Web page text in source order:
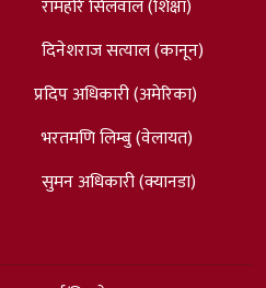
रामहरि सिलवाल (शिक्षा)
दिनेशराज सत्याल (कानून)
प्रदिप अधिकारी (अमेरिका)
भरतमणि लिम्बु (वेलायत)
सुमन अधिकारी (क्यानडा)